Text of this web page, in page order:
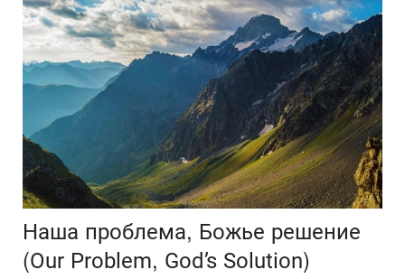
Наша проблема, Божье решение
(Our Problem, God’s Solution)